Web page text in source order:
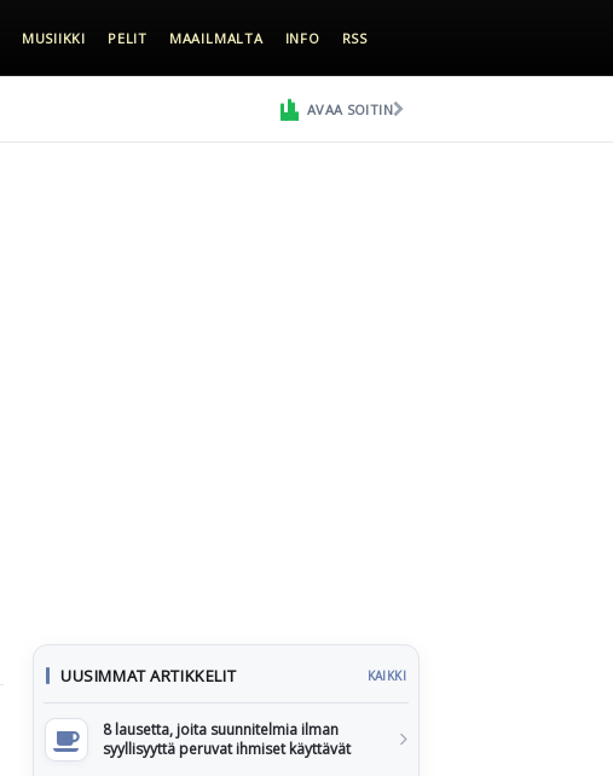
MUSIIKKI PELIT MAAILMALTA INFO RSS
AVAA SOITIN
UUSIMMAT ARTIKKELIT KAIKKI
8 lausetta, joita suunnitelmia ilman
syyllisyyttä peruvat ihmiset käyttävät